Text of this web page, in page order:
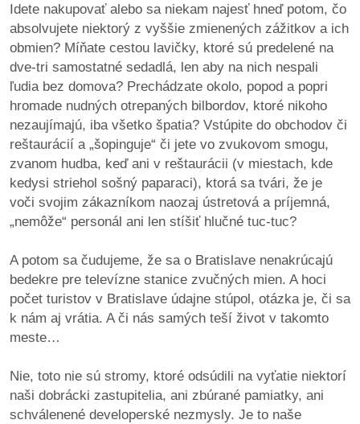
Idete nakupovať alebo sa niekam najesť hneď potom, čo
absolvujete niektorý z vyššie zmienených zážitkov a ich
obmien? Míňate cestou lavičky, ktoré sú predelené na
dve-tri samostatné sedadlá, len aby na nich nespali
ľudia bez domova? Prechádzate okolo, popod a popri
hromade nudných otrepaných bilbordov, ktoré nikoho
nezaujímajú, iba všetko špatia? Vstúpite do obchodov či
reštaurácií a „šopinguje“ či jete vo zvukovom smogu,
zvanom hudba, keď ani v reštaurácii (v miestach, kde
kedysi striehol sošný paparaci), ktorá sa tvári, že je
voči svojim zákazníkom naozaj ústretová a príjemná,
„nemôže“ personál ani len stíšiť hlučné tuc-tuc?
A potom sa čudujeme, že sa o Bratislave nenakrúcajú
bedekre pre televízne stanice zvučných mien. A hoci
počet turistov v Bratislave údajne stúpol, otázka je, či sa
k nám aj vrátia. A či nás samých teší život v takomto
meste…
Nie, toto nie sú stromy, ktoré odsúdili na vyťatie niektorí
naši dobrácki zastupitelia, ani zbúrané pamiatky, ani
schválenené developerské nezmysly. Je to naše